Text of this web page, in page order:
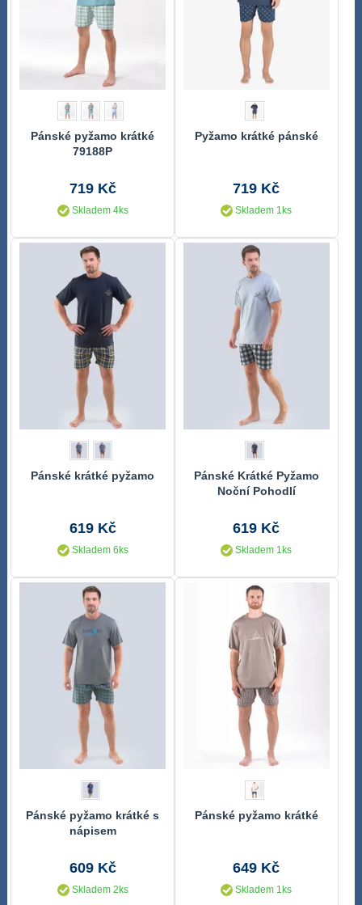
Pánské pyžamo krátké
79188P
719 Kč
Skladem 4ks
Pyžamo krátké pánské
719 Kč
Skladem 1ks
Pánské krátké pyžamo
619 Kč
Skladem 6ks
Pánské Krátké Pyžamo
Noční Pohodlí
619 Kč
Skladem 1ks
Pánské pyžamo krátké s
nápisem
609 Kč
Skladem 2ks
Pánské pyžamo krátké
649 Kč
Skladem 1ks